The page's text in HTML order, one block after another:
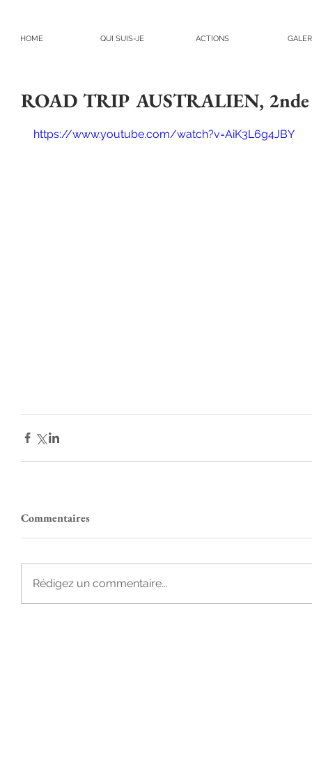
HOME QUI SUIS-JE ACTIONS
ROAD TRIP AUSTRALIEN,
https://www.youtube.com/watch?v=AiK3L6g4JBY
Commentaires
Rédigez un commentaire...